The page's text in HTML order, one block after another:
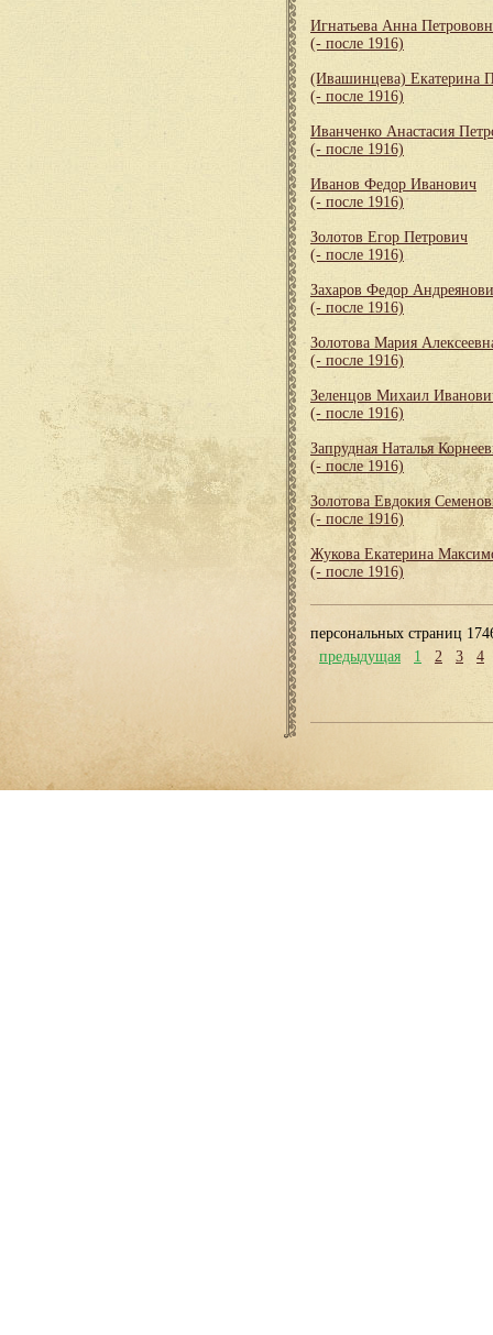
Игнатьева Анна
(- после 1916)
(Ивашинцева) Екатерина
(- после 1916)
Иванченко Анастасия
(- после 1916)
Иванов Федор Иванович
(- после 1916)
Золотов Егор Петрович
(- после 1916)
Захаров Федор
(- после 1916)
Золотова Мария
(- после 1916)
Зеленцов Михаил
(- после 1916)
Запрудная Наталья
(- после 1916)
Золотова Евдокия
(- после 1916)
Жукова Екатерина
(- после 1916)
персональных страниц
предыдущая
1 2 3 4